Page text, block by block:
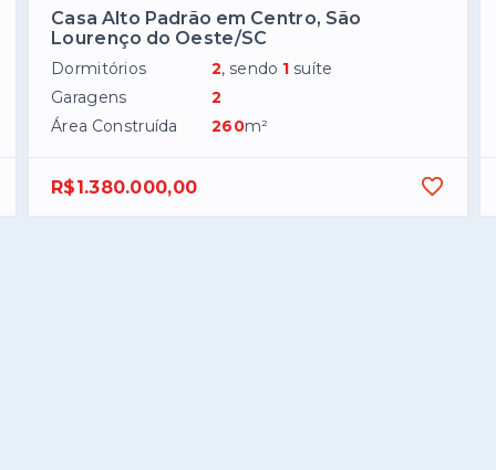
Casa Alto Padrão em Centro, São
Lourenço do Oeste/SC
Dormitórios 2, sendo 1 suíte
Garagens
2
Área Construída
260m²
R$1.380.000,00